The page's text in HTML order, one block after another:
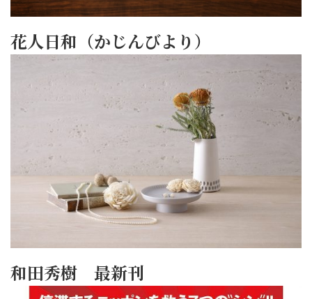
花人日和（かじんびより）
和田秀樹 最新刊